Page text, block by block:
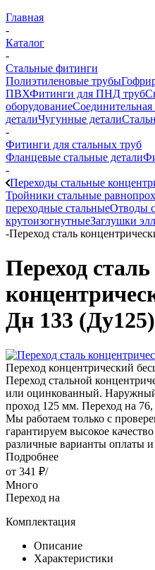
Главная
-
Каталог
-
Стальные фитинги
Полиэтиленовые трубы
ПВХФитинги для ПНД труб
оборудованиеСоединительная
деталиЧугунные детали
-
Фитинги для стальных труб
Фланцевые стальные детали
-
Переходы стальные
Тройники стальные
переходные стальныеОтводы
крутоизогнутныеЗаглушки
-Переход сталь
Переход сталь
Дн 133 (Ду125)
Переход концентрический
Переход стальной
или оцинкованный.
проход 125 мм. Переход на
Мы работаем только с
гарантируем высокое
различные варианты оплаты и
Подробнее
от 341 ₽/
Много
Переход на
Комплектация
Описание
Характеристики